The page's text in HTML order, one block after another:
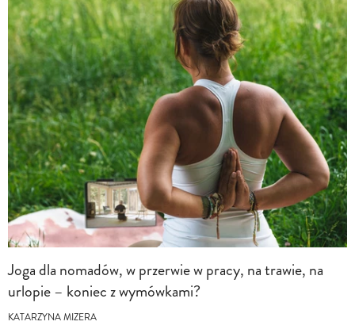
Joga dla nomadów, w przerwie w pracy, na trawie, na
urlopie – koniec z wymówkami?
KATARZYNA MIZERA